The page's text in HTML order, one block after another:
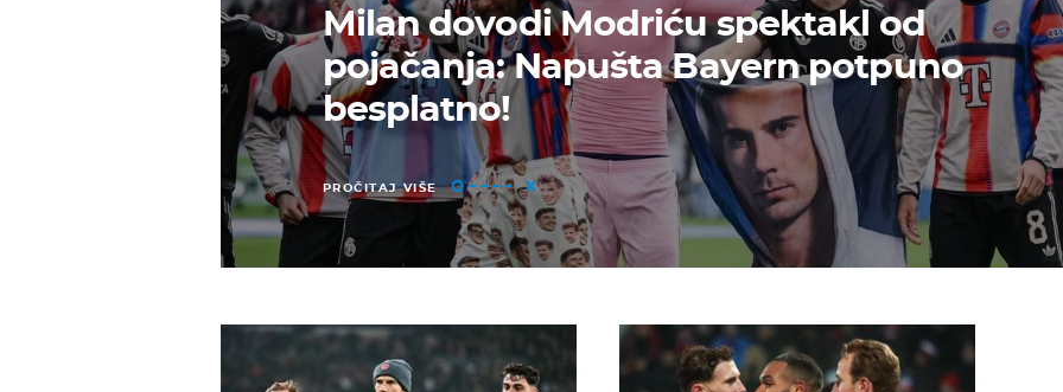
Milan dovodi Modriću spektakl od
pojačanja: Napušta Bayern potpuno
besplatno!
PROČITAJ VIŠE